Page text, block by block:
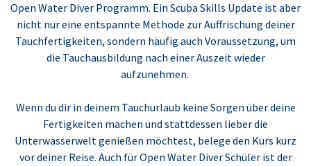
Open Water Diver Programm. Ein Scuba Skills Update ist aber
nicht nur eine entspannte Methode zur Auffrischung deiner
Tauchfertigkeiten, sondern häufig auch Voraussetzung, um
die Tauchausbildung nach einer Auszeit wieder
aufzunehmen.
Wenn du dir in deinem Tauchurlaub keine Sorgen über deine
Fertigkeiten machen und stattdessen lieber die
Unterwasserwelt genießen möchtest, belege den Kurs kurz
vor deiner Reise. Auch für Open Water Diver Schüler ist der